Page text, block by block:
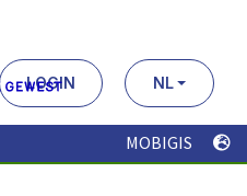
LOGIN NL
MOBIGIS